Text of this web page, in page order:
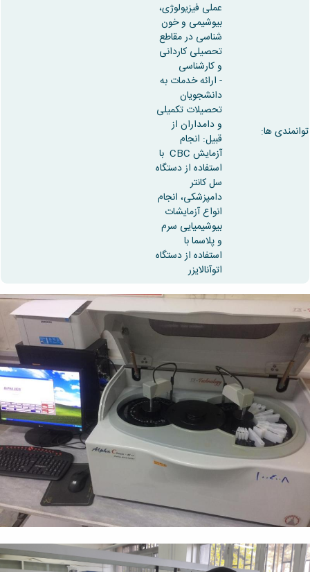
کیفی
Avicenna
Research
توانمندی ها:
عملی فیزیولوژی،
بیوشیمی و خون
شناسی در مقاطع
تحصیلی کاردانی
و کارشناسی
- ارائه خدمات به
دانشجویان
تحصیلات تکمیلی
و دامداران از
قبیل: انجام
آزمایش CBC با
استفاده از دستگاه
سل کانتر
دامپزشکی، انجام
انواع آزمایشات
بیوشیمیایی سرم
و پلاسما با
استفاده از دستگاه
اتوآنالایزر